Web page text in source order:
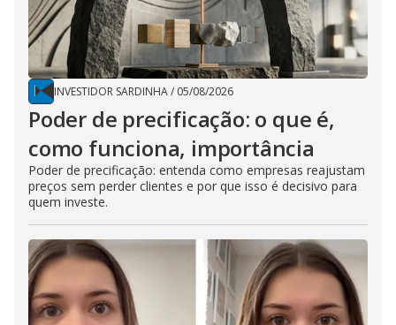
INVESTIDOR SARDINHA/ 05/08/2026
Poder de precificação: o que é,
como funciona, importância
Poder de precificação: entenda como empresas reajustam
preços sem perder clientes e por que isso é decisivo para
quem investe.